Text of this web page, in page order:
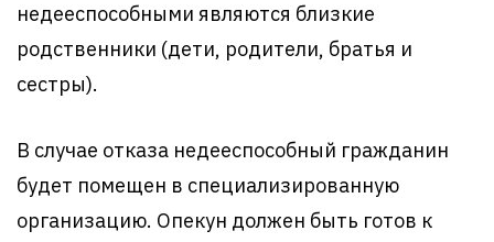
недееспособными являются близкие
родственники (дети, родители, братья и
сестры).
В случае отказа недееспособный гражданин
будет помещен в специализированную
организацию. Опекун должен быть готов к